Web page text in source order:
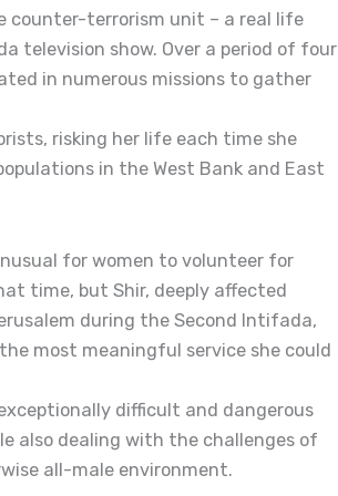
counter-terrorism unit – a real life
television show. Over a period of four
in numerous missions to gather
risking her life each time she
in the West Bank and East
for women to volunteer for
time, but Shir, deeply affected
during the Second Intifada,
most meaningful service she could
difficult and dangerous
also dealing with the challenges of
all-male environment.